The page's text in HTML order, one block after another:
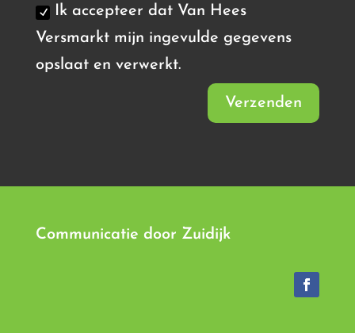
Ik accepteer dat Van Hees
Versmarkt mijn ingevulde gegevens
opslaat en verwerkt.
Verzenden
Communicatie door Zuidijk